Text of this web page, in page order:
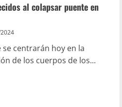
al colapsar puente en
centrarán hoy en la
de los cuerpos de los...